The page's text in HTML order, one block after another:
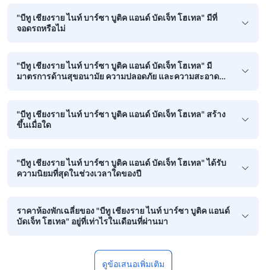
"บีทู เชียงราย ไนท์ บาร์ซา บูติค แอนด์ บัดเจ็ท โฮเทล" มีที่
จอดรถหรือไม่
"บีทู เชียงราย ไนท์ บาร์ซา บูติค แอนด์ บัดเจ็ท โฮเทล" มี
มาตรการด้านสุขอนามัย ความปลอดภัย และความสะอาด
"บีทู เชียงราย ไนท์ บาร์ซา บูติค แอนด์ บัดเจ็ท โฮเทล" สร้าง
ขึ้นเมื่อใด
"บีทู เชียงราย ไนท์ บาร์ซา บูติค แอนด์ บัดเจ็ท โฮเทล" ได้รับ
ความนิยมที่สุดในช่วงเวลาใดของปี
ราคาห้องพักเฉลี่ยของ "บีทู เชียงราย ไนท์ บาร์ซา บูติค แอนด์
บัดเจ็ท โฮเทล" อยู่ที่เท่าไรในเดือนที่ผ่านมา
ดูข้อเสนอเพิ่มเติม